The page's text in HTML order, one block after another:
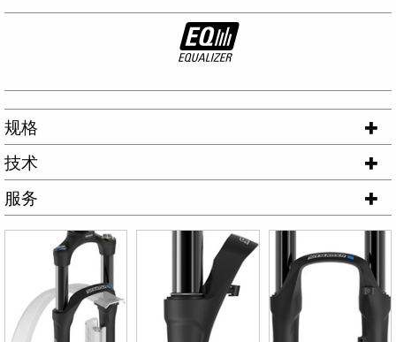
规格
技术
服务